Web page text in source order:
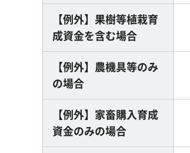
【例外】果樹等植栽育
成資金を含む場合
【例外】農機具等のみ
の場合
【例外】家畜購入育成
資金のみの場合